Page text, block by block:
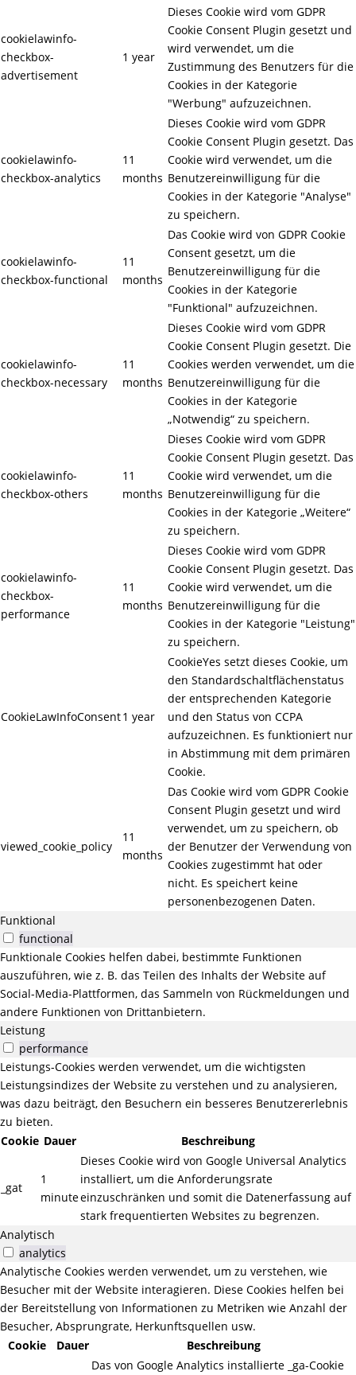
cookielawinfo-
checkbox-
advertisement
1 year
Dieses Cookie wird vom GDPR
Cookie Consent Plugin gesetzt und
wird verwendet, um die
Zustimmung des Benutzers für die
Cookies in der Kategorie
"Werbung" aufzuzeichnen.
cookielawinfo-
checkbox-analytics
11
months
Dieses Cookie wird vom GDPR
Cookie Consent Plugin gesetzt. Das
Cookie wird verwendet, um die
Benutzereinwilligung für die
Cookies in der Kategorie "Analyse"
zu speichern.
cookielawinfo-
checkbox-functional
11
months
Das Cookie wird von GDPR Cookie
Consent gesetzt, um die
Benutzereinwilligung für die
Cookies in der Kategorie
"Funktional" aufzuzeichnen.
cookielawinfo-
checkbox-necessary
11
months
Dieses Cookie wird vom GDPR
Cookie Consent Plugin gesetzt. Die
Cookies werden verwendet, um die
Benutzereinwilligung für die
Cookies in der Kategorie
„Notwendig“ zu speichern.
cookielawinfo-
checkbox-others
11
months
Dieses Cookie wird vom GDPR
Cookie Consent Plugin gesetzt. Das
Cookie wird verwendet, um die
Benutzereinwilligung für die
Cookies in der Kategorie „Weitere“
zu speichern.
cookielawinfo-
checkbox-
performance
11
months
Dieses Cookie wird vom GDPR
Cookie Consent Plugin gesetzt. Das
Cookie wird verwendet, um die
Benutzereinwilligung für die
Cookies in der Kategorie "Leistung"
zu speichern.
CookieLawInfoConsent1 year
CookieYes setzt dieses Cookie, um
den Standardschaltflächenstatus
der entsprechenden Kategorie
und den Status von CCPA
aufzuzeichnen. Es funktioniert nur
in Abstimmung mit dem primären
Cookie.
viewed_cookie_policy
11
months
Das Cookie wird vom GDPR Cookie
Consent Plugin gesetzt und wird
verwendet, um zu speichern, ob
der Benutzer der Verwendung von
Cookies zugestimmt hat oder
nicht. Es speichert keine
personenbezogenen Daten.
Funktional
functional
Funktionale Cookies helfen dabei, bestimmte Funktionen
auszuführen, wie z. B. das Teilen des Inhalts der Website auf
Social-Media-Plattformen, das Sammeln von Rückmeldungen und
andere Funktionen von Drittanbietern.
Leistung
performance
Leistungs-Cookies werden verwendet, um die wichtigsten
Leistungsindizes der Website zu verstehen und zu analysieren,
was dazu beiträgt, den Besuchern ein besseres Benutzererlebnis
zu bieten.
Cookie Dauer Beschreibung
_gat
1
minute
Dieses Cookie wird von Google Universal Analytics
installiert, um die Anforderungsrate
einzuschränken und somit die Datenerfassung auf
stark frequentierten Websites zu begrenzen.
Analytisch
analytics
Analytische Cookies werden verwendet, um zu verstehen, wie
Besucher mit der Website interagieren. Diese Cookies helfen bei
der Bereitstellung von Informationen zu Metriken wie Anzahl der
Besucher, Absprungrate, Herkunftsquellen usw.
Cookie
Dauer Beschreibung
Das von Google Analytics installierte _ga-Cookie